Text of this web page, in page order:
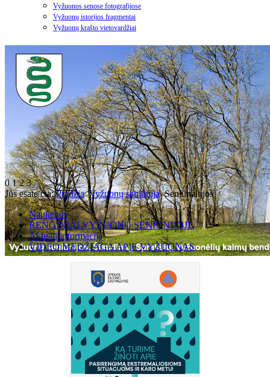
Vyžuonos senose fotografijose
Vyžuonų istorijos fragmentai
Vyžuonų krašto vietovardžiai
0123
Jūs esate čia:Pradžia Vyžuonų seniūnija Seniūnaitijos
Naujienos
RENGINIAI VYŽUONŲ SENIŪNIJOJE
Aktuali informacija
VIDEO MEDŽIAGA APIE VYŽUONAS